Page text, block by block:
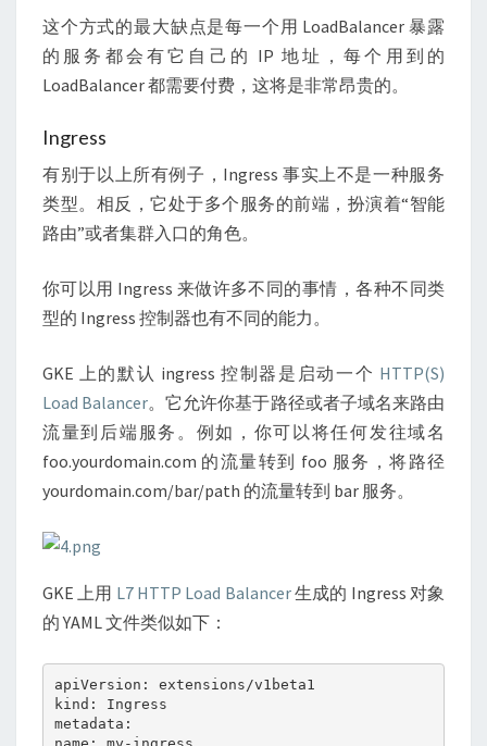
这个方式的最大缺点是每一个用 LoadBalancer 暴露
的服务都会有它自己的 IP 地址，每个用到的
LoadBalancer 都需要付费，这将是非常昂贵的。
Ingress
有别于以上所有例子，Ingress 事实上不是一种服务
类型。相反，它处于多个服务的前端，扮演着“智能
路由”或者集群入口的角色。
你可以用 Ingress 来做许多不同的事情，各种不同类
型的 Ingress 控制器也有不同的能力。
GKE 上的默认 ingress 控制器是启动一个 HTTP(S)
Load Balancer。它允许你基于路径或者子域名来路由
流量到后端服务。例如，你可以将任何发往域名
foo.yourdomain.com 的流量转到 foo 服务，将路径
yourdomain.com/bar/path 的流量转到 bar 服务。
GKE 上用 L7 HTTP Load Balancer生成的 Ingress 对象
的 YAML 文件类似如下：
apiVersion: extensions/v1beta1
kind: Ingress
metadata:
name: my-ingress